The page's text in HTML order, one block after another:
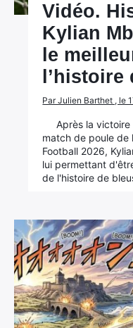
Vidéo.
Kylian
le
l’histoire
Par Julien Barthet , le
Après la
match de poule de
Football 2026,
lui permettant
de l'histoire de